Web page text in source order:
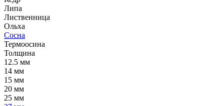
Липа
Лиственница
Ольха
Сосна
Термоосина
Толщина
12.5 мм
14 мм
15 мм
20 мм
25 мм